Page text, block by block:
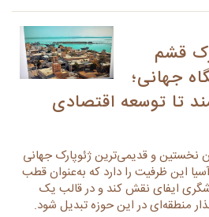
قشم
جهانی؛
تا توسعه اقتصادی
نخستین و قدیمی‌ترین ژئوپارک جهانی
این ظرفیت را دارد که به‌عنوان قطب
ایفای نقش کند و در قالب یک
منطقه‌ای در این حوزه تبدیل شود.